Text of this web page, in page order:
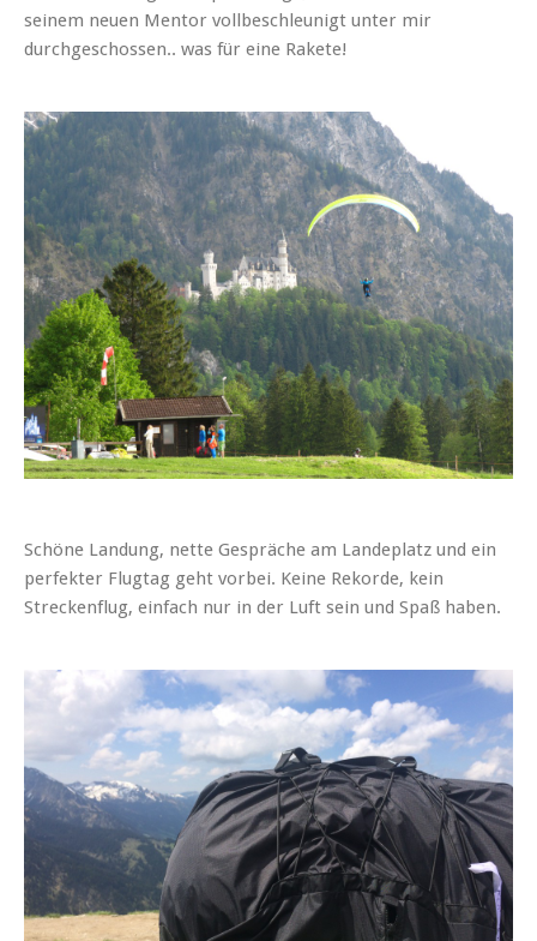
seinem neuen Mentor vollbeschleunigt unter mir
durchgeschossen.. was für eine Rakete!
Schöne Landung, nette Gespräche am Landeplatz und ein
perfekter Flugtag geht vorbei. Keine Rekorde, kein
Streckenflug, einfach nur in der Luft sein und Spaß haben.